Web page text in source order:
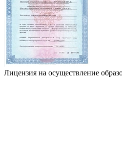
Лицензия на осуществление